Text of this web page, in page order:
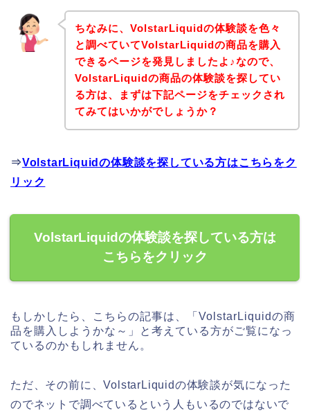
ちなみに、VolstarLiquidの体験談を色々
と調べていてVolstarLiquidの商品を購入
できるページを発見しましたよ♪なので、
VolstarLiquidの商品の体験談を探してい
る方は、まずは下記ページをチェックされ
てみてはいかがでしょうか？
⇒VolstarLiquidの体験談を探している方はこちらをク
リック
VolstarLiquidの体験談を探している方は
こちらをクリック
もしかしたら、こちらの記事は、「VolstarLiquidの商
品を購入しようかな～」と考えている方がご覧になっ
ているのかもしれません。
ただ、その前に、VolstarLiquidの体験談が気になった
のでネットで調べているという人もいるのではないで